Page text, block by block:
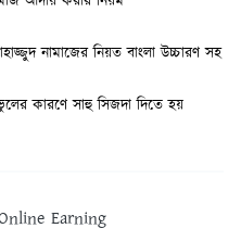
নামাজের নিয়ত বাংলা উচ্চারণ সহ
কারণে সাহু সিজদা দিতে হয়
Earning